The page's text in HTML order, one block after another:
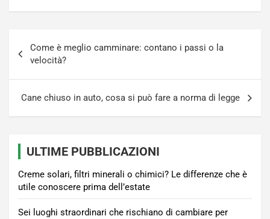
articoli
Come è meglio camminare: contano i passi o la
velocità?
Cane chiuso in auto, cosa si può fare a norma di legge
ULTIME PUBBLICAZIONI
Creme solari, filtri minerali o chimici? Le differenze che è
utile conoscere prima dell’estate
Sei luoghi straordinari che rischiano di cambiare per